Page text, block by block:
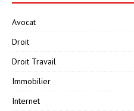
Avocat
Droit
Droit Travail
Immobilier
Internet